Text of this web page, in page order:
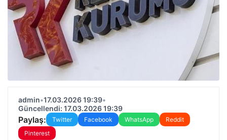
admin•17.03.2026 19:39•
Güncellendi: 17.03.2026 19:39
Paylaş: Twitter Facebook WhatsApp
Reddit
Pinterest